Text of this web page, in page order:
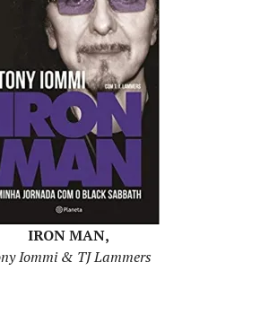
IRON MAN,
Iommi & TJ Lammers